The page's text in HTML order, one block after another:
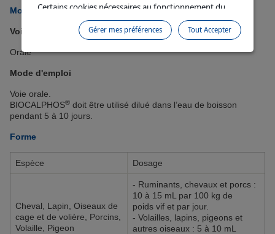
Mode d'emploi
Voie(s) d'utilisation
Orale
Mode d'emploi
Voie orale.
BIOCALPHOS® doit être utilisé dilué dans l’eau de boisson
pendant 5 à 10 jours.
Forme
Espèce Dosage
Cheval, Lapin, Oiseaux de
cage et de volière, Porcins,
Volaille, Pigeon
- Ruminants, chevaux et porcs :
10 à 15 mL par 100 kg de
poids vif et par jour.
- Volailles, lapins, pigeons et
autres oiseaux : 5 à 10 mL
Certains cookies nécessaires au fonctionnement du
site sont déposés sans votre consentement. Ils
permettent et facilitent votre navigation sur le site. En
cliquant sur “Continuer sans accepter” aucun cookie
soumis à votre consentement ne sera déposé.
notre
Politique de protection des données
Politique cookies
Tout Accepter
Gérer mes préférences